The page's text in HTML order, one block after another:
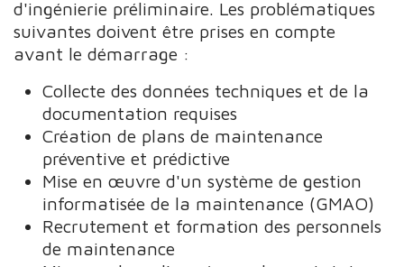
d'ingénierie préliminaire. Les problématiques
suivantes doivent être prises en compte
avant le démarrage :
Collecte des données techniques et de la
documentation requises
Création de plans de maintenance
préventive et prédictive
Mise en œuvre d'un système de gestion
informatisée de la maintenance (GMAO)
Recrutement et formation des personnels
de maintenance